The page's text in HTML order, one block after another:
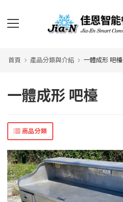
首頁 產品分類與介紹 一體成形 吧檯
一體成形 吧檯
商品分類